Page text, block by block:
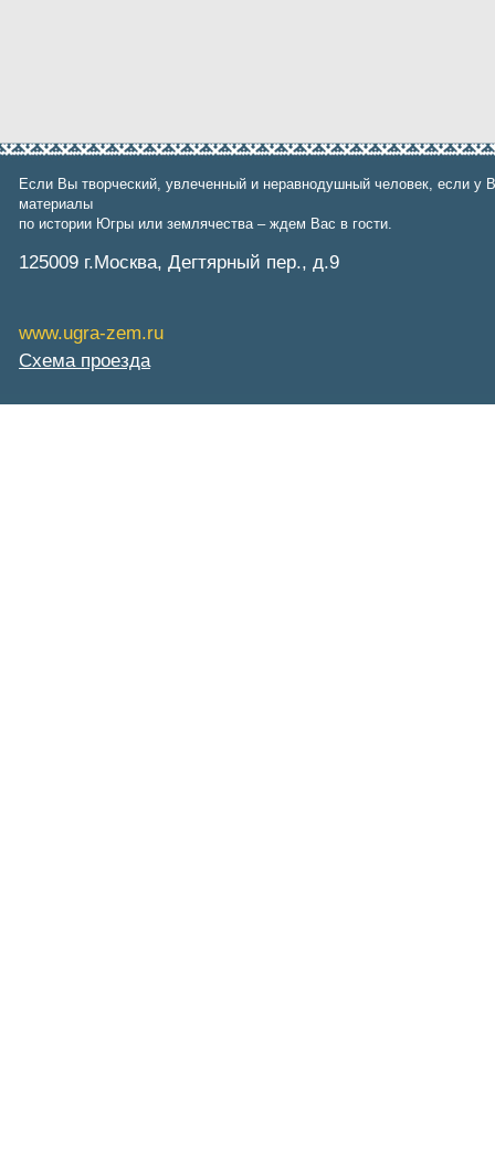
Если Вы творческий, увлеченный и неравнодушный человек, если у
материалы
по истории Югры или землячества – ждем Вас в гости.
125009 г.Москва, Дегтярный пер., д.9
www.ugra-zem.ru
Схема проезда